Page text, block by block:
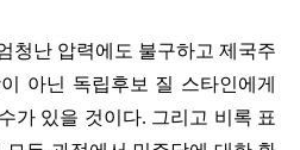
청난 압력에도 불구하고 제국주
아닌 독립후보 질 스타인에게
가 있을 것이다. 그리고 비록 표